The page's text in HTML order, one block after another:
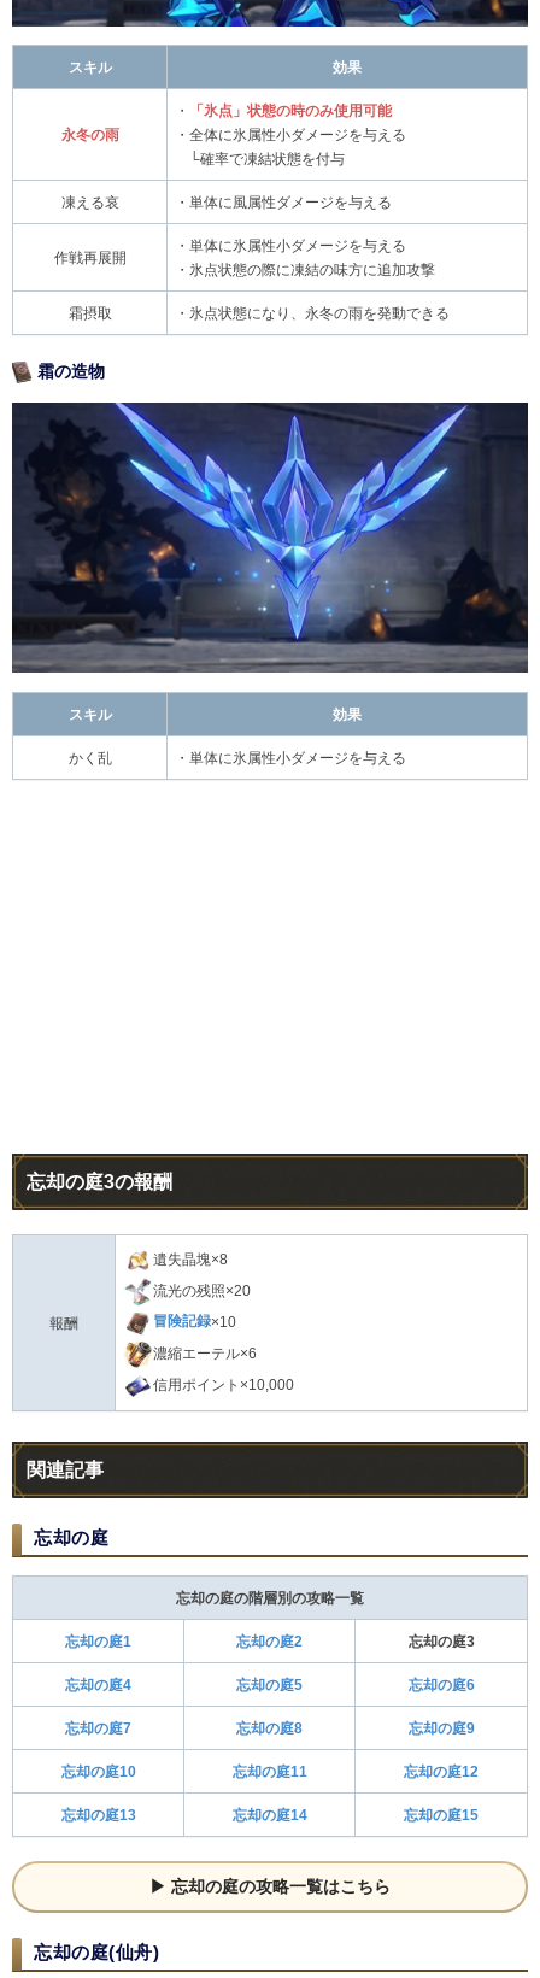
スキル 効果
永冬の雨
・
「氷点」状態の時のみ使用可能
・全体に氷属性小ダメージを与える
└確率で凍結状態を付与
凍える哀 ・単体に風属性ダメージを与える
作戦再展開
・単体に氷属性小ダメージを与える
・氷点状態の際に凍結の味方に追加攻撃
霜摂取 ・氷点状態になり、永冬の雨を発動できる
霜の造物
スキル 効果
かく乱 ・単体に氷属性小ダメージを与える
忘却の庭3の報酬
報酬
遺失晶塊×8
流光の残照×20
冒険記録×10
濃縮エーテル×6
信用ポイント×10,000
関連記事
忘却の庭
忘却の庭の階層別の攻略一覧
忘却の庭1 忘却の庭2 忘却の庭3
忘却の庭4 忘却の庭5 忘却の庭6
忘却の庭7 忘却の庭8 忘却の庭9
忘却の庭10 忘却の庭11 忘却の庭12
忘却の庭13 忘却の庭14 忘却の庭15
忘却の庭の攻略一覧はこちら
忘却の庭(仙舟)